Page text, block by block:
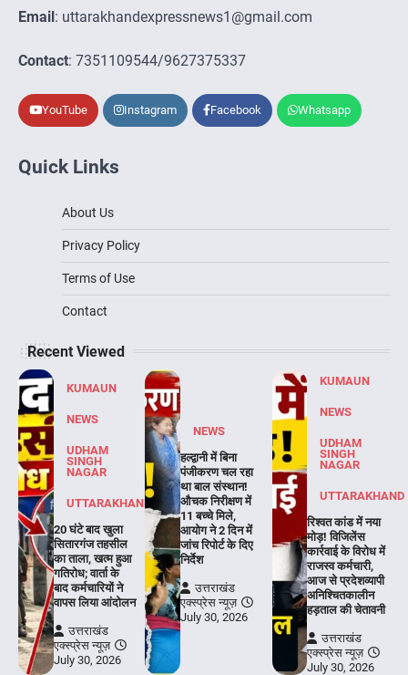
Email: uttarakhandexpressnews1@gmail.com
Contact: 7351109544/9627375337
YouTube Instagram Facebook Whatsapp
Quick Links
About Us
Privacy Policy
Terms of Use
Contact
Recent Viewed
KUMAUN
NEWS
UDHAM
SINGH
NAGAR
UTTARAKHAND
20 घंटे बाद खुला
सितारगंज तहसील
का ताला, खत्म हुआ
गतिरोध; वार्ता के
बाद कर्मचारियों ने
वापस लिया आंदोलन
उत्तराखंड
एक्स्प्रेस न्यूज़
July 30, 2026
NEWS
हल्द्वानी में बिना
पंजीकरण चल रहा
था बाल संस्थान!
औचक निरीक्षण में
11 बच्चे मिले,
आयोग ने 2 दिन में
जांच रिपोर्ट के दिए
निर्देश
उत्तराखंड
एक्स्प्रेस न्यूज़
July 30, 2026
KUMAUN
NEWS
UDHAM
SINGH
NAGAR
UTTARAKHAND
रिश्वत कांड में नया
मोड़! विजिलेंस
कार्रवाई के विरोध में
राजस्व कर्मचारी,
आज से प्रदेशव्यापी
अनिश्चितकालीन
हड़ताल की चेतावनी
उत्तराखंड
एक्स्प्रेस न्यूज़
July 30, 2026